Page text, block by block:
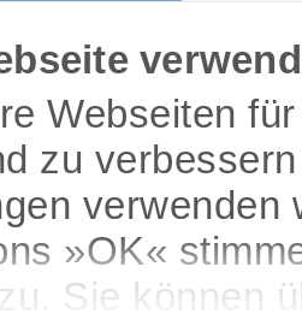
Webseiten
zu
»OK«
Sie können